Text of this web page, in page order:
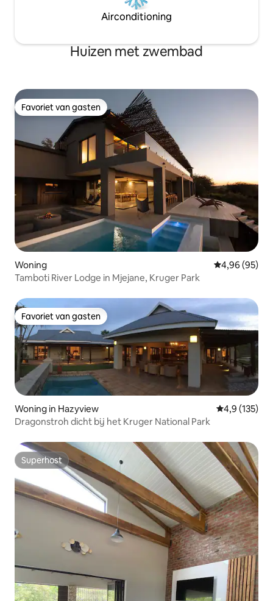
Airconditioning
Huizen met zwembad
Favoriet van gasten
Favoriet van gasten
Woning Gemiddelde
4,96 (95)
Tamboti River Lodge in Mjejane, Kruger Park
Favoriet van gasten
Favoriet van gasten
Woning in Hazyview Gemiddelde
4,9 (135)
Dragonstroh dicht bij het Kruger National Park
Superhost
Superhost